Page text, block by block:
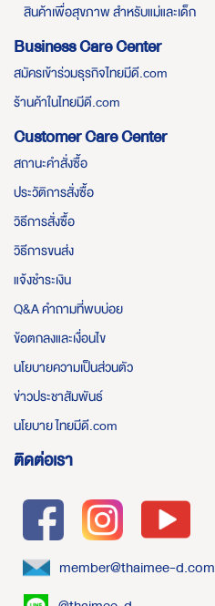
สินค้าเพื่อสุขภาพ สำหรับแม่และเด็ก
Business Care Center
สมัครเข้าร่วมธุรกิจไทยมีดี.com
ร้านค้าในไทยมีดี.com
Customer Care Center
สถานะคำสั่งซื้อ
ประวัติการสั่งซื้อ
วิธีการสั่งซื้อ
วิธีการขนส่ง
แจ้งชำระเงิน
Q&A คำถามที่พบบ่อย
ข้อตกลงและเงื่อนไข
นโยบายความเป็นส่วนตัว
ข่าวประชาสัมพันธ์
นโยบาย ไทยมีดี.com
ติดต่อเรา
member@thaimee-d.com